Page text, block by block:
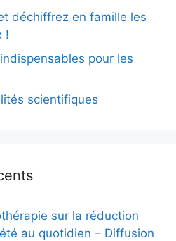
déchiffrez en famille les
!
pour les
scientifiques
sur la réduction
au quotidien – Diffusion